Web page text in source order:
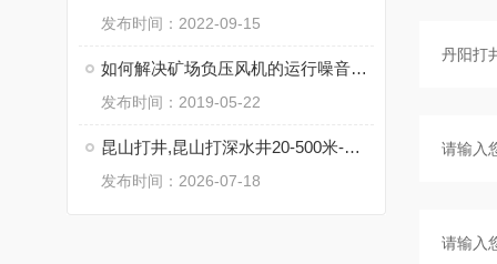
发布时间：2022-09-15
如何解决矿场负压风机的运行噪音污染
发布时间：2019-05-22
昆山打井,昆山打深水井20-500米-优质打井服务
发布时间：2026-07-18